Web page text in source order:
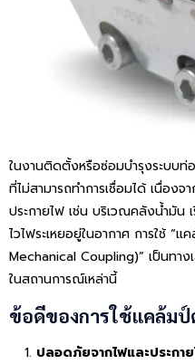
ในงานติดตั้งหรือซ่อมบำรุงระบบท่
ที่ไม่สามารถทำการเชื่อมได้ เนื่อง
ประกายไฟ เช่น บริเวณคลังน้ำมัน
ไวไฟระเหยอยู่ในอากาศ การใช้
Mechanical Coupling)” เป็นทา
ในสถานการณ์เหล่านี้
ข้อดีของการใช้แคล้ม
ปลอดภัยจากไฟและประกา